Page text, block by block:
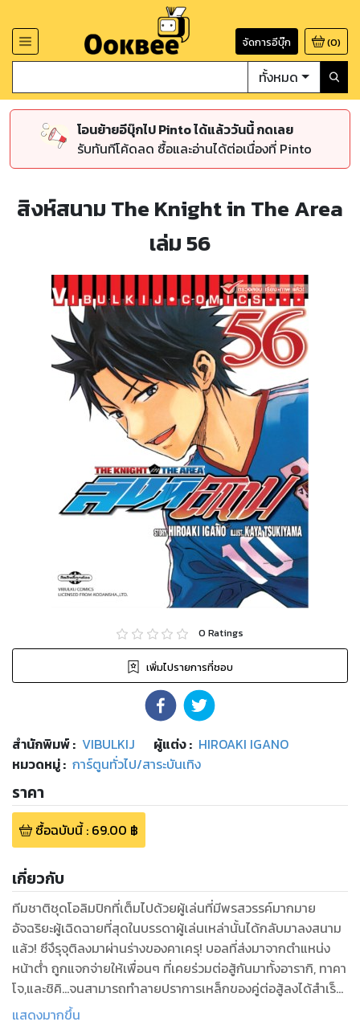
จัดการอีบุ๊ก (0)
ทั้งหมด
โอนย้ายอีบุ๊กไป Pinto ได้แล้ววันนี้ กดเลย
รับทันทีโค้ดลด ซื้อและอ่านได้ต่อเนื่องที่ Pinto
สิงห์สนาม The Knight in The Area
เล่ม 56
0 Ratings
เพิ่มไปรายการที่ชอบ
สำนักพิมพ์: VIBULKIJ ผู้แต่ง : HIROAKI IGANO
หมวดหมู่: การ์ตูนทั่วไป/สาระบันเทิง
ราคา
ซื้อฉบับนี้: 69.00 ฿
เกี่ยวกับ
ทีมชาติชุดโอลิมปิกที่เต็มไปด้วยผู้เล่นที่มีพรสวรรค์มากมาย
อัจฉริยะผู้เฉิดฉายที่สุดในบรรดาผู้เล่นเหล่านั้นได้กลับมาลงสนาม
แล้ว! ซึงึรุจุติลงมาผ่านร่างของคาเครุ! บอลที่ส่งมาจากตําแหน่ง
หน้าต่ํา ถูกแจกจ่ายให้เพื่อนๆ ที่เคยร่วมต่อสู้กันมาทั้งอารากิ, ทาคา
โจ,และชิคิ...จนสามารถทําลายปราการเหล็กของคู่ต่อสู้ลงได้สําเร็จ!
การแข่งขันที่ได้ดวลกับไกเซอร์เซ็คเค่นดอล์ฟอีกครั้งนั้นจะเป็นบท
แสดงมากขึ้น